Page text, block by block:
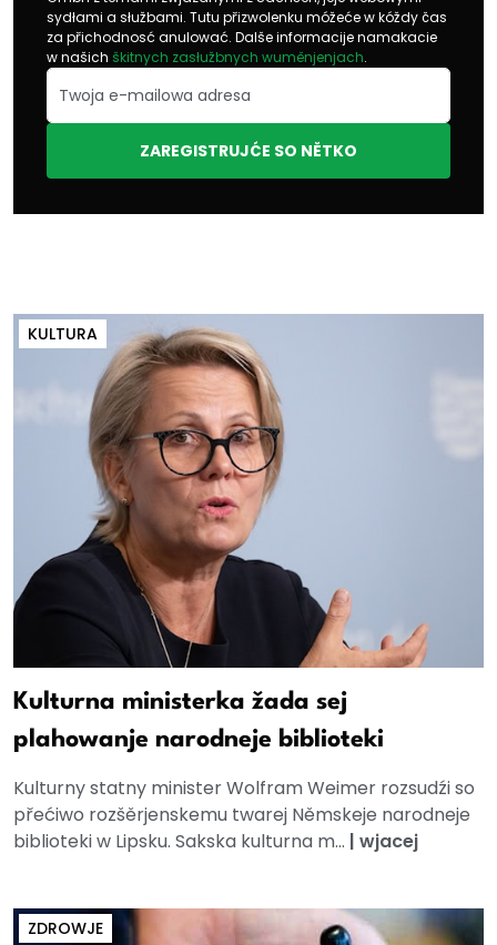
sydłami a słužbami. Tutu přizwolenku móžeće w kóždy čas
za přichodnosć anulować. Dalše informacije namakacie
w našich škitnych zasłužbnych wuměnjenjach.
ZAREGISTRUJĆE SO NĚTKO
KULTURA
Kulturna ministerka žada sej
plahowanje narodneje biblioteki
Kulturny statny minister Wolfram Weimer rozsudźi so
přećiwo rozšěrjenskemu twarej Němskeje narodneje
biblioteki w Lipsku. Sakska kulturna m... | wjacej
ZDROWJE